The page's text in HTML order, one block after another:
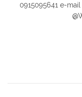
0915095641 e-